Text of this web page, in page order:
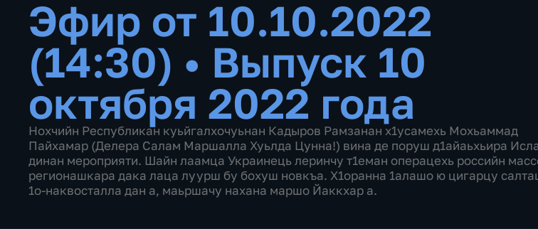
Эфир от 10.10.2022
(14:30) • Выпуск 10
октября 2022 года
Нохчийн Республикан куьйгалхочуьнан Кадыров Рамзанан х1усамехь Мохьаммад
Пайхамар (Делера Салам Маршалла Хуьлда Цунна!) вина де поруш д1айаьхьира
динан мероприяти. Шайн лаамца Украинець леринчу т1еман операцехь российн
регионашкара дака лаца луурш бу бохуш новкъа. Х1оранна 1алашо ю цигарцу
1о-наквосталла дан а, маьршачу нахана маршо Йаккхар а.